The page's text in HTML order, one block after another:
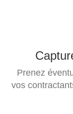
Prenez
vos